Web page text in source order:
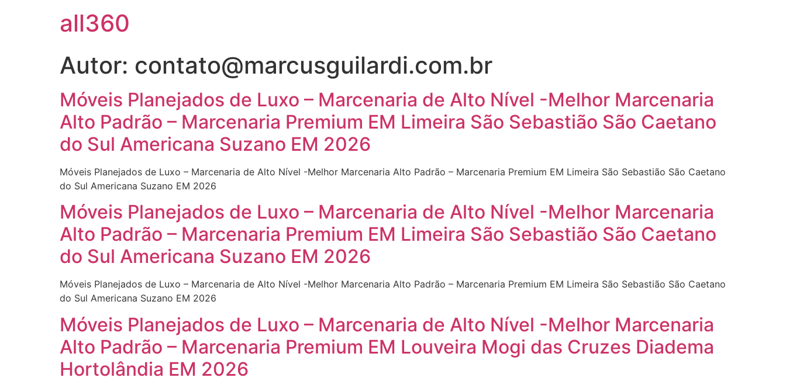
all360
Autor: contato@marcusguilardi.com.br
Móveis Planejados de Luxo – Marcenaria de Alto Nível -Melhor Marcenaria
Alto Padrão – Marcenaria Premium EM Limeira São Sebastião São Caetano
do Sul Americana Suzano EM 2026
Móveis Planejados de Luxo – Marcenaria de Alto Nível -Melhor Marcenaria Alto Padrão – Marcenaria Premium EM Limeira São Sebastião São Caetano
do Sul Americana Suzano EM 2026
Móveis Planejados de Luxo – Marcenaria de Alto Nível -Melhor Marcenaria
Alto Padrão – Marcenaria Premium EM Limeira São Sebastião São Caetano
do Sul Americana Suzano EM 2026
Móveis Planejados de Luxo – Marcenaria de Alto Nível -Melhor Marcenaria Alto Padrão – Marcenaria Premium EM Limeira São Sebastião São Caetano
do Sul Americana Suzano EM 2026
Móveis Planejados de Luxo – Marcenaria de Alto Nível -Melhor Marcenaria
Alto Padrão – Marcenaria Premium EM Louveira Mogi das Cruzes Diadema
Hortolândia EM 2026